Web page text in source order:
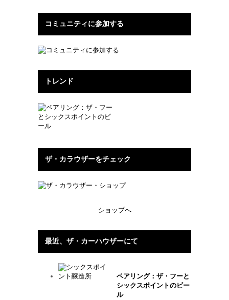
コミュニティに参加する
トレンド
ザ・カラウザーをチェック
ショップへ
最近、ザ・カーハウザーにて
ペアリング：ザ・フーと
シックスポイントのビー
ル